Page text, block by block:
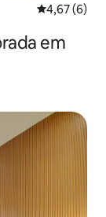
4,67 de uma
4,67 (6)
em